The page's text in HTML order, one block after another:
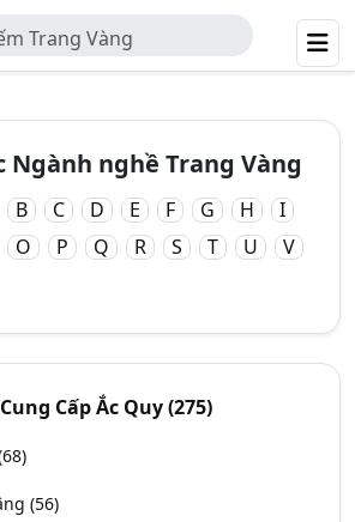
Trang Vàng
Ngành nghề Trang Vàng
B C D E F G H
I
O P Q R S T U
V
Cấp Ắc Quy(275)
(56)